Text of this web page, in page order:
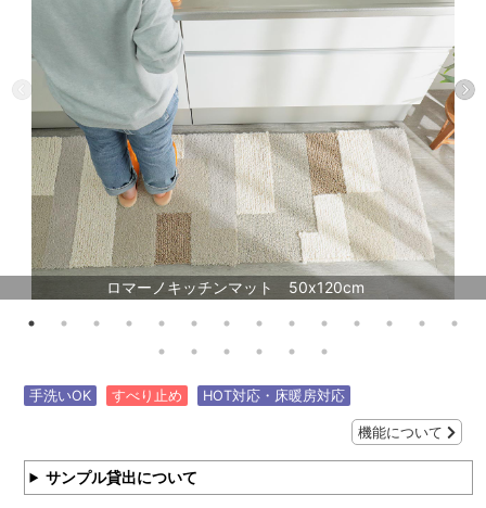
ロマーノキッチンマット 50x120cm
手洗いOK すべり止め HOT対応・床暖房対応
機能について
サンプル貸出について